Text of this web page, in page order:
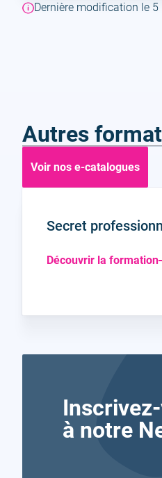
Dernière modification le
Autres
Voir nos e-catalogues
Secret
Découvrir la formation
à notre